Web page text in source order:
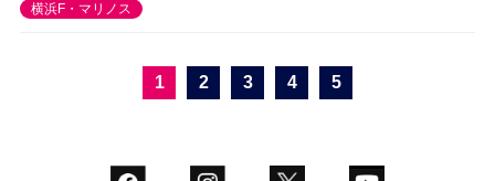
横浜F・マリノス
1 2 3 4 5